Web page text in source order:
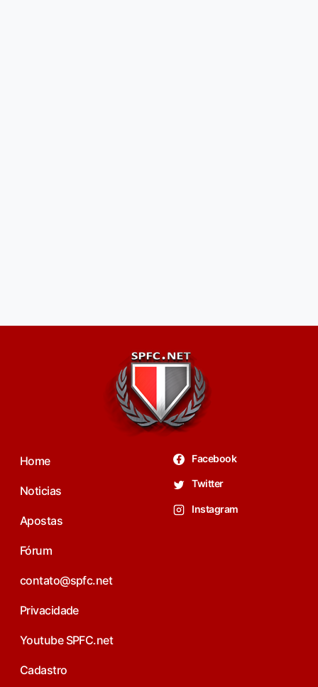
Home
Noticias
Apostas
Fórum
contato@spfc.net
Privacidade
Youtube SPFC.net
Cadastro
Facebook
Twitter
Instagram